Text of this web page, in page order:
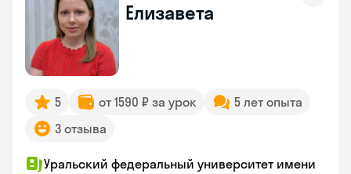
Елизавета
5 от 1590 ₽ за урок
5 лет опыта
3 отзыва
Уральский федеральный университет имени